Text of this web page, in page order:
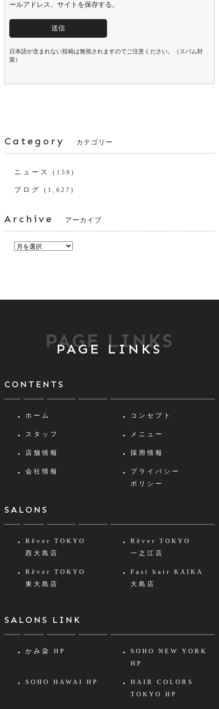
ールアドレス、サイトを保存する。
日本語が含まれない投稿は無視されますのでご注意ください。（スパム対
策）
Category カテゴリー
ニュース (150)
ブログ (1,627)
Archive アーカイブ
PAGE LINKS
PAGE LINKS
CONTENTS
ホーム コンセプト
スタッフ メニュー
店舗情報 採用情報
会社情報
プライバシー
ポリシー
SALONS
Rêver TOKYO
西大島店
Rêver TOKYO
一之江店
Rêver TOKYO
東大島店
Fast hair KAIKA
大島店
SALONS LINK
かみ染 HP
SOHO NEW YORK
HP
SOHO HAWAI HP
HAIR COLORS
TOKYO HP